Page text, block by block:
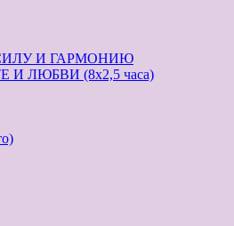
И ГАРМОНИЮ
ЛЮБВИ (8х2,5 часа)